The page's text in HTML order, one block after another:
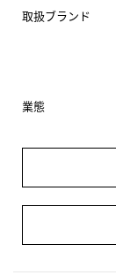
取扱ブランド
業態